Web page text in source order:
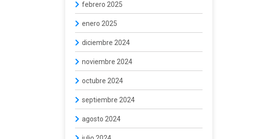
febrero 2025
enero 2025
diciembre 2024
noviembre 2024
octubre 2024
septiembre 2024
agosto 2024